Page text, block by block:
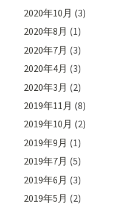
2020年10月 (3)
2020年8月 (1)
2020年7月 (3)
2020年4月 (3)
2020年3月 (2)
2019年11月 (8)
2019年10月 (2)
2019年9月 (1)
2019年7月 (5)
2019年6月 (3)
2019年5月 (2)